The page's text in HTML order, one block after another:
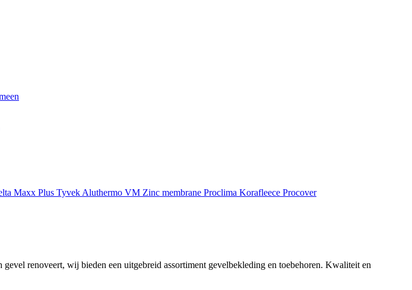
Maxx Plus Tyvek Aluthermo VM Zinc membrane Proclima Korafleece Procover
renoveert, wij bieden een uitgebreid assortiment gevelbekleding en toebehoren. Kwaliteit en